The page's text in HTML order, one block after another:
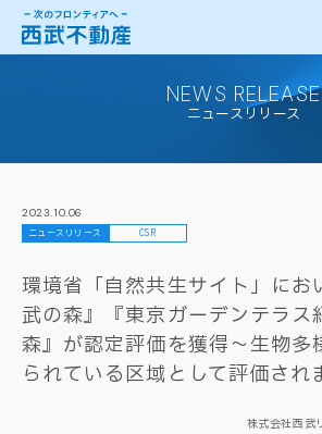
NEWS RELEASE
ニュースリリース
2023.10.06
ニュースリリース CSR
環境省「自然共生サイト」にお
武の森』『東京ガーデンテラス
森』が認定評価を獲得～生物多
られている区域として評価され
株式会社西武